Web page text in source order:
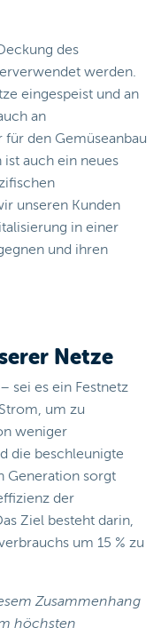
des
werden.
eingespeist und an
an
den Gemüseanbau
auch ein neues
unseren Kunden
in einer
und ihren
Netze
sei es ein Festnetz
um zu
weniger
die beschleunigte
Generation sorgt
der
Ziel besteht darin,
um 15 % zu
Zusammenhang
höchsten